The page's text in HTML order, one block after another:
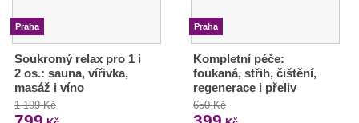
Praha
Soukromý relax pro 1 i
2 os.: sauna, vířivka,
masáž i víno
1 199 Kč
Praha
Kompletní péče:
foukaná, střih, čištění,
regenerace i přeliv
650 Kč